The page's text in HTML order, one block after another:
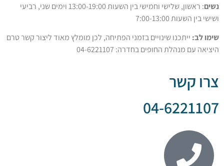
: ראשון, שלישי וחמישי בין השעות 13:00-19:00 וימים שני, רביעי
7:00-13:00
ייתכנו שינויים בזמני הפתיחה, לכן מומלץ מאוד ליצור קשר טרם
החופים בחדרה: 04-6221107
04-